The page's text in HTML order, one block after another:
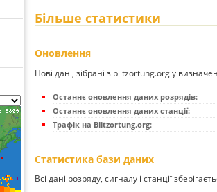
Більше статистики
Оновлення
Нові дані, зібрані з blitzortung.org у
Останнє оновлення даних розрядів:
Останнє оновлення даних станції:
Трафік на Blitzortung.org:
Статистика бази даних
Всі дані розряду, сигналу і станції